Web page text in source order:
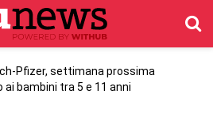
Pfizer, settimana prossima
bambini tra 5 e 11 anni